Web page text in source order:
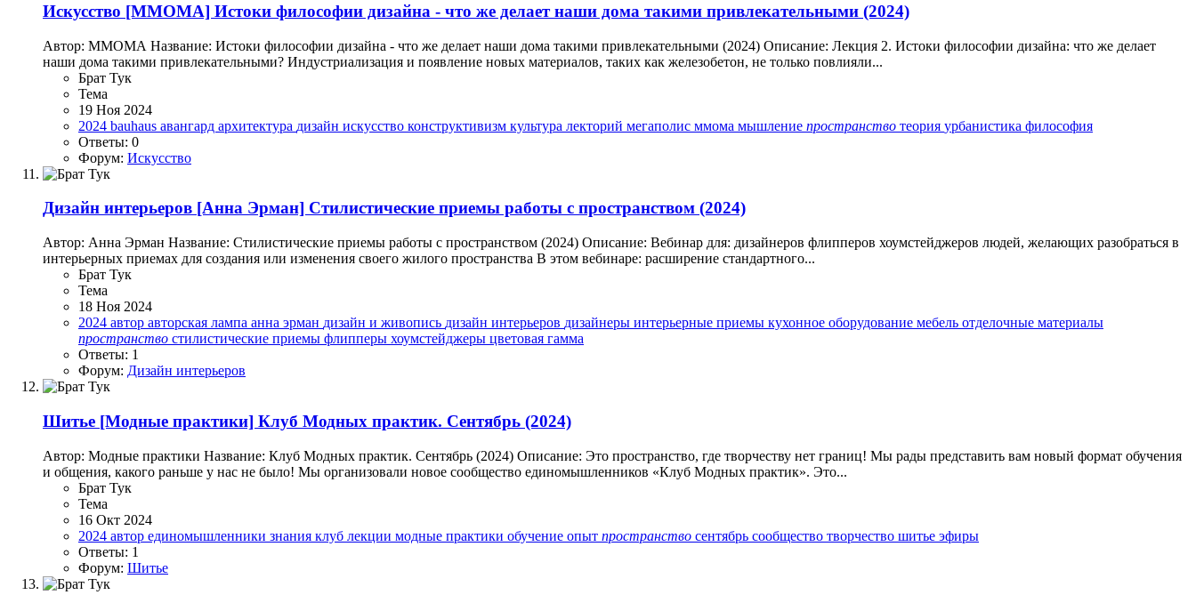
Искусство [ММОМА] Истоки философии дизайна - что же делает наши дома такими привлекательными (2024)
Автор: ММОМА Название: Истоки философии дизайна - что же делает наши дома такими привлекательными (2024) Описание: Лекция 2. Истоки философии дизайна: что же делает
наши дома такими привлекательными? Индустриализация и появление новых материалов, таких как железобетон, не только повлияли...
Брат Тук
Тема
19 Ноя 2024
2024 bauhaus авангард архитектура дизайн искусство конструктивизм культура лекторий мегаполис ммома мышление пространство теория урбанистика философия
Ответы: 0
Форум: Искусство
Дизайн интерьеров [Анна Эрман] Стилистические приемы работы с пространством (2024)
Автор: Анна Эрман Название: Стилистические приемы работы с пространством (2024) Описание: Вебинар для: дизайнеров флипперов хоумстейджеров людей, желающих разобраться в
интерьерных приемах для создания или изменения своего жилого пространства В этом вебинаре: расширение стандартного...
Брат Тук
Тема
18 Ноя 2024
2024 автор авторская лампа анна эрман дизайн и живопись дизайн интерьеров дизайнеры интерьерные приемы кухонное оборудование мебель отделочные материалы
пространство стилистические приемы флипперы хоумстейджеры цветовая гамма
Ответы: 1
Форум: Дизайн интерьеров
Шитье [Модные практики] Клуб Модных практик. Сентябрь (2024)
Автор: Модные практики Название: Клуб Модных практик. Сентябрь (2024) Описание: Это пространство, где творчеству нет границ! Мы рады представить вам новый формат обучения
и общения, какого раньше у нас не было! Мы организовали новое сообщество единомышленников «Клуб Модных практик». Это...
Брат Тук
Тема
16 Окт 2024
2024 автор единомышленники знания клуб лекции модные практики обучение опыт пространство сентябрь сообщество творчество шитье эфиры
Ответы: 1
Форум: Шитье